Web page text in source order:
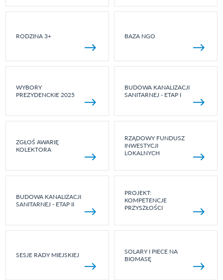
RODZINA 3+ BAZA NGO
WYBORY
PREZYDENCKIE 2025
BUDOWA KANALIZACJI
SANITARNEJ - ETAP I
ZGŁOŚ AWARIĘ
KOLEKTORA
RZĄDOWY FUNDUSZ
INWESTYCJI
LOKALNYCH
BUDOWA KANALIZACJI
SANITARNEJ - ETAP II
PROJEKT:
KOMPETENCJE
PRZYSZŁOŚCI
SESJE RADY MIEJSKIEJ
SOLARY I PIECE NA
BIOMASĘ